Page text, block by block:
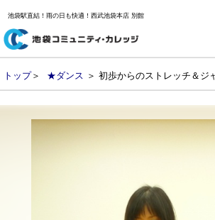
池袋駅直結！雨の日も快適！西武池袋本店 別館
トップ＞ ★ダンス ＞ 初歩からのストレッチ＆ジ